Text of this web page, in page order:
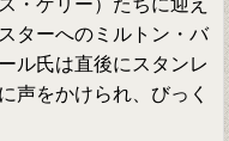
・ゲリー）たちに迎え
ターへのミルトン・バ
ル氏は直後にスタンレ
声をかけられ、びっく